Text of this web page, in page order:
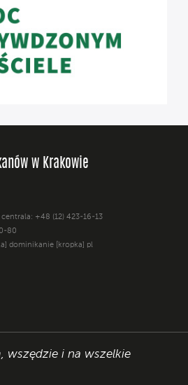
w Krakowie
+48 (12) 423-16-13
80
dominikanie [kropka] pl
wszędzie i na wszelkie